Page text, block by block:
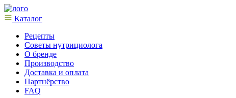
Каталог
Рецепты
Советы нутрициолога
О бренде
Производство
Доставка и оплата
Партнёрство
FAQ